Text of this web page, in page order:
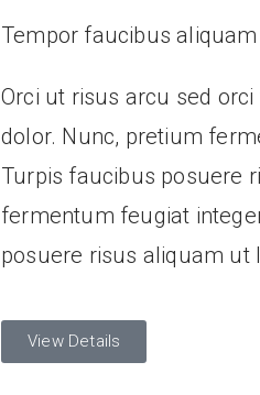
Tempor faucibus
Orci ut risus arcu sed
dolor. Nunc, pretium
Turpis faucibus posuere
fermentum feugiat
posuere risus aliquam ut
View Details